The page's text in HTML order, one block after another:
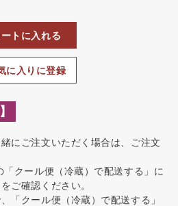
に入りに登録
トに入れる
にご注文いただく場合は、ご注文
「クール便（冷蔵）で配送する」に
ご確認ください。
「クール便（冷蔵）で配送する」